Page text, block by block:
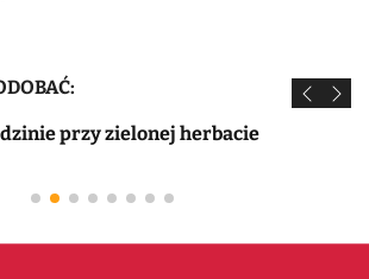
przy zielonej herbacie